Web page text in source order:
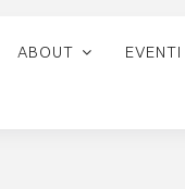
ABOUT EVENTI